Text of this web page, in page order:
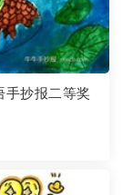
手抄报二等奖